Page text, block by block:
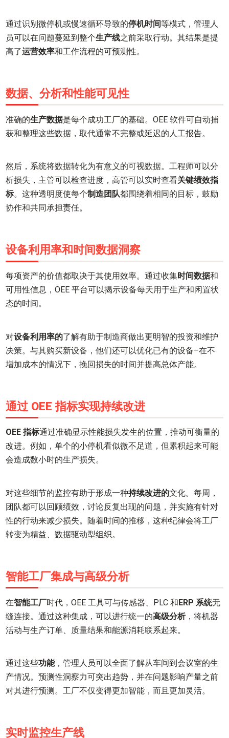
通过识别微停机或慢速循环导致的停机时间等模式，管理人
员可以在问题蔓延到整个生产线之前采取行动。其结果是提
高了运营效率和工作流程的可预测性。
数据、分析和性能可见性
准确的生产数据是每个成功工厂的基础。OEE 软件可自动捕
获和整理这些数据，取代通常不完整或延迟的人工报告。
然后，系统将数据转化为有意义的可视数据。工程师可以分
析损失，主管可以检查进度，高管可以实时查看关键绩效指
标。这种透明度使每个制造团队都围绕着相同的目标，鼓励
协作和共同承担责任。
设备利用率和时间数据洞察
每项资产的价值都取决于其使用效率。通过收集时间数据和
可用性信息，OEE 平台可以揭示设备每天用于生产和闲置状
态的时间。
对设备利用率的了解有助于制造商做出更明智的投资和维护
决策。与其购买新设备，他们还可以优化已有的设备–在不
增加成本的情况下，挽回损失的时间并提高总体产能。
通过 OEE 指标实现持续改进
OEE 指标通过准确显示性能损失发生的位置，推动可衡量的
改进。例如，单个的小停机看似微不足道，但累积起来可能
会造成数小时的生产损失。
对这些细节的监控有助于形成一种持续改进的文化。每周，
团队都可以回顾绩效，讨论反复出现的问题，并实施有针对
性的行动来减少损失。随着时间的推移，这种纪律会将工厂
转变为精益、数据驱动型组织。
智能工厂集成与高级分析
在智能工厂时代，OEE 工具可与传感器、PLC 和ERP 系统无
缝连接。通过这种集成，可以进行统一的高级分析，将机器
活动与生产订单、质量结果和能源消耗联系起来。
通过这些功能，管理人员可以全面了解从车间到会议室的生
产情况。预测性洞察力可突出趋势，并在问题影响产量之前
对其进行预测。工厂不仅变得更加智能，而且更加灵活。
实时监控生产线